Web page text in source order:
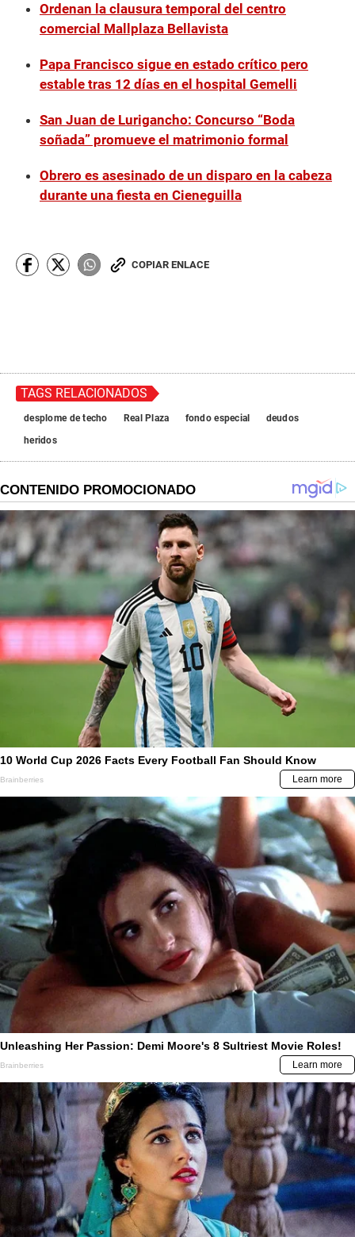
Ordenan la clausura temporal del centro
comercial Mallplaza Bellavista
Papa Francisco sigue en estado crítico pero
estable tras 12 días en el hospital Gemelli
San Juan de Lurigancho: Concurso “Boda
soñada” promueve el matrimonio formal
Obrero es asesinado de un disparo en la cabeza
durante una fiesta en Cieneguilla
COPIAR ENLACE
TAGS RELACIONADOS
desplome de techo Real Plaza fondo especial
deudos
heridos